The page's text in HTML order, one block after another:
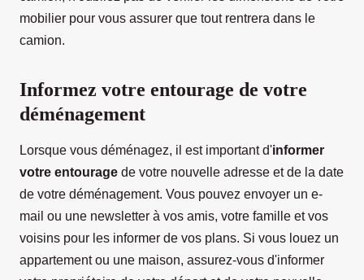
mobilier pour vous assurer que tout rentrera dans le
camion.
Informez votre entourage de votre
déménagement
Lorsque vous déménagez, il est important d'informer
votre entourage de votre nouvelle adresse et de la date
de votre déménagement. Vous pouvez envoyer un e-
mail ou une newsletter à vos amis, votre famille et vos
voisins pour les informer de vos plans. Si vous louez un
appartement ou une maison, assurez-vous d'informer